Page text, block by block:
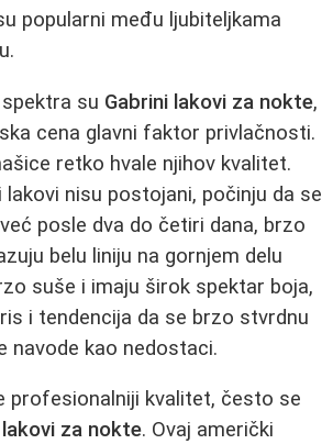
popularni među ljubiteljkama
su Gabrini lakovi za nokte,
cena glavni faktor privlačnosti.
retko hvale njihov kvalitet.
lakovi nisu postojani, počinju da se
posle dva do četiri dana, brzo
belu liniju na gornjem delu
suše i imaju širok spektar boja,
i tendencija da se brzo stvrdnu
navode kao nedostaci.
profesionalniji kvalitet, često se
lakovi za nokte. Ovaj američki